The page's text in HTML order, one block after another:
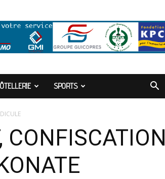
SPORTS
CONFISCATION